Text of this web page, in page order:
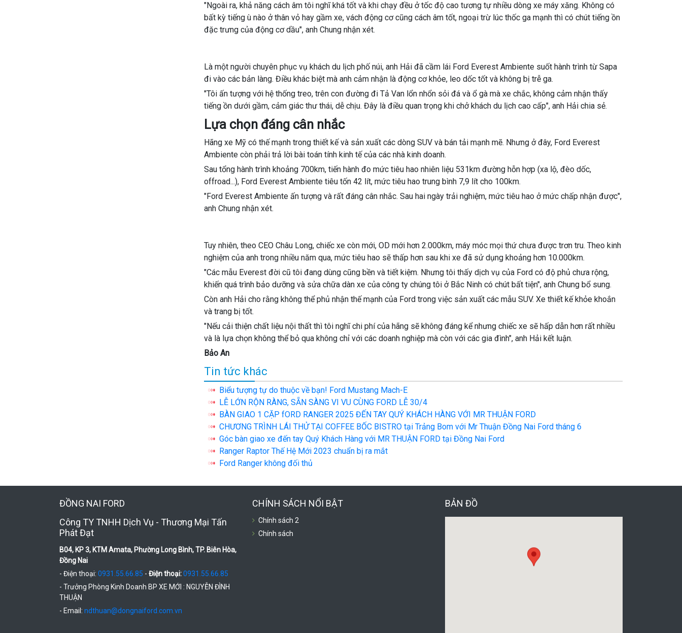
"Ngoài ra, khả năng cách âm tôi nghĩ khá tốt và khi chạy đều ở tốc độ cao tương tự nhiều dòng xe máy xăng. Không có
bất kỳ tiếng ù nào ở thân vỏ hay gầm xe, vách động cơ cũng cách âm tốt, ngoại trừ lúc thốc ga mạnh thì có chút tiếng ồn
đặc trưng của động cơ dầu", anh Chung nhận xét.
Là một người chuyên phục vụ khách du lịch phố núi, anh Hải đã cầm lái Ford Everest Ambiente suốt hành trình từ Sapa
đi vào các bản làng. Điều khác biệt mà anh cảm nhận là động cơ khỏe, leo dốc tốt và không bị trễ ga.
"Tôi ấn tượng với hệ thống treo, trên con đường đi Tả Van lổn nhổn sỏi đá và ổ gà mà xe chắc, không cảm nhận thấy
tiếng ồn dưới gầm, cảm giác thư thái, dễ chịu. Đây là điều quan trọng khi chở khách du lịch cao cấp", anh Hải chia sẻ.
Lựa chọn đáng cân nhắc
Hãng xe Mỹ có thế mạnh trong thiết kế và sản xuất các dòng SUV và bán tải mạnh mẽ. Nhưng ở đây, Ford Everest
Ambiente còn phải trả lời bài toán tính kinh tế của các nhà kinh doanh.
Sau tổng hành trình khoảng 700km, tiến hành đo mức tiêu hao nhiên liệu 531km đường hỗn hợp (xa lộ, đèo dốc,
offroad...), Ford Everest Ambiente tiêu tốn 42 lít, mức tiêu hao trung bình 7,9 lít cho 100km.
"Ford Everest Ambiente ấn tượng và rất đáng cân nhắc. Sau hai ngày trải nghiệm, mức tiêu hao ở mức chấp nhận được",
anh Chung nhận xét.
Tuy nhiên, theo CEO Châu Long, chiếc xe còn mới, OD mới hơn 2.000km, máy móc mọi thứ chưa được trơn tru. Theo kinh
nghiệm của anh trong nhiều năm qua, mức tiêu hao sẽ thấp hơn sau khi xe đã sử dụng khoảng hơn 10.000km.
"Các mẫu Everest đời cũ tôi đang dùng cũng bền và tiết kiệm. Nhưng tôi thấy dịch vụ của Ford có độ phủ chưa rộng,
khiến quá trình bảo dưỡng và sửa chữa dàn xe của công ty chúng tôi ở Bắc Ninh có chút bất tiện", anh Chung bổ sung.
Còn anh Hải cho rằng không thể phủ nhận thế mạnh của Ford trong việc sản xuất các mẫu SUV. Xe thiết kế khỏe khoắn
và trang bị tốt.
"Nếu cải thiện chất liệu nội thất thì tôi nghĩ chi phí của hãng sẽ không đáng kể nhưng chiếc xe sẽ hấp dẫn hơn rất nhiều
và là lựa chọn không thể bỏ qua không chỉ với các doanh nghiệp mà còn với các gia đình", anh Hải kết luận.
Bảo An
Tin tức khác
Biểu tượng tự do thuộc về bạn! Ford Mustang Mach-E
LỄ LỚN RỘN RÀNG, SẴN SÀNG VI VU CÙNG FORD LỄ 30/4
BÀN GIAO 1 CẶP fORD RANGER 2025 ĐẾN TAY QUÝ KHÁCH HÀNG VỚI MR THUẬN FORD
CHƯƠNG TRÌNH LÁI THỬ TẠI COFFEE BỐC BISTRO tại Trảng Bom với Mr Thuận Đồng Nai Ford tháng 6
Góc bàn giao xe đến tay Quý Khách Hàng với MR THUẬN FORD tại Đồng Nai Ford
Ranger Raptor Thế Hệ Mới 2023 chuẩn bị ra mắt
Ford Ranger không đối thủ
ĐỒNG NAI FORD
Công TY TNHH Dịch Vụ - Thương Mại Tấn
Phát Đạt
B04, KP 3, KTM Amata, Phường Long Bình, TP. Biên Hòa,
Đồng Nai
- Điện thoại: 0931.55.66.85 - Điện thoại:0931.55.66.85
- Trưởng Phòng Kinh Doanh BP XE MỚI : NGUYỄN ĐÌNH
THUẬN
- Email: ndthuan@dongnaiford.com.vn
CHÍNH SÁCH NỔI BẬT
Chính sách 2
Chính sách
BẢN ĐỒ